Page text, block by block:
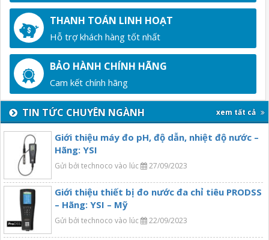
THANH TOÁN LINH HOẠT
Hỗ trợ khách hàng tốt nhất
BẢO HÀNH CHÍNH HÃNG
Cam kết chính hãng
TIN TỨC CHUYÊN NGÀNH xem tất cả
Giới thiệu máy đo pH, độ dẫn, nhiệt độ nước –
Hãng: YSI
Gửi bởi technoco vào lúc 27/09/2023
Giới thiệu thiết bị đo nước đa chỉ tiêu PRODSS
– Hãng: YSI – Mỹ
Gửi bởi technoco vào lúc 22/09/2023